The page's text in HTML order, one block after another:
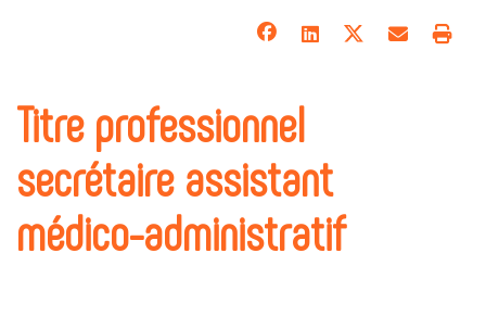
Titre professionnel
secrétaire assistant
médico-administratif